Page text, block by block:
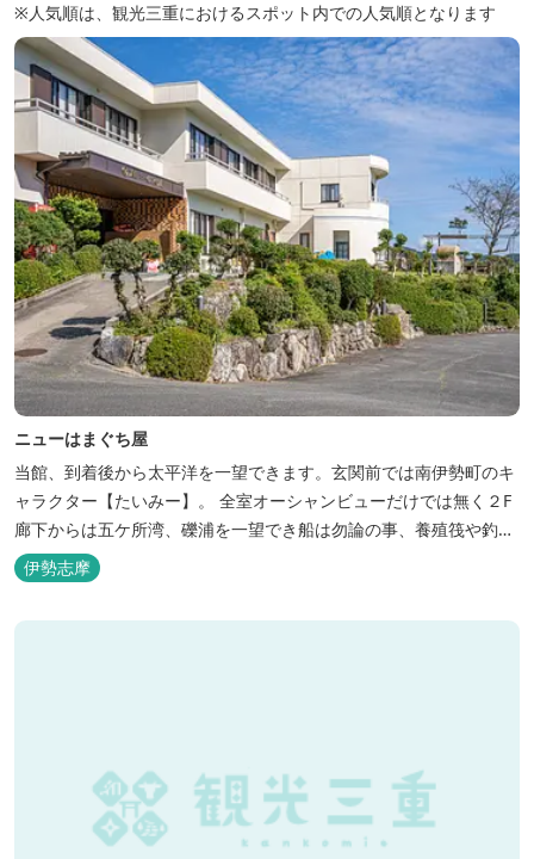
※人気順は、観光三重におけるスポット内での人気順となります
ニューはまぐち屋
当館、到着後から太平洋を一望できます。玄関前では南伊勢町のキ
ャラクター【たいみー】。 全室オーシャンビューだけでは無く２F
廊下からは五ケ所湾、礫浦を一望でき船は勿論の事、養殖筏や釣り
堀筏などみる事ができます。 当館一押しのお部屋【大島】からは太
平洋を一望。マグロの養殖筏、夜には漁師さん達の船の光がみえ対
岸には田曽浦の町の光が綺麗に見えます。
伊勢志摩